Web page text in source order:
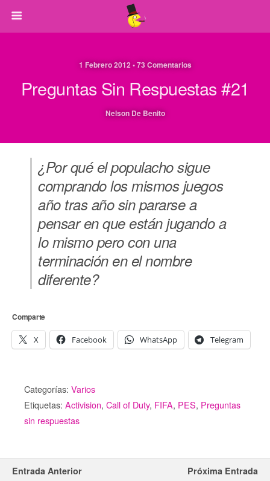
1 Febrero 2012 • 73 Comentarios
Preguntas Sin Respuestas #21
Nelson De Benito
¿Por qué el populacho sigue
comprando los mismos juegos
año tras año sin pararse a
pensar en que están jugando a
lo mismo pero con una
terminación en el nombre
diferente?
Comparte
X Facebook WhatsApp Telegram
Categorías: Varios
Etiquetas: Activision, Call of Duty, FIFA, PES, Preguntas
sin respuestas
Entrada Anterior Próxima Entrada